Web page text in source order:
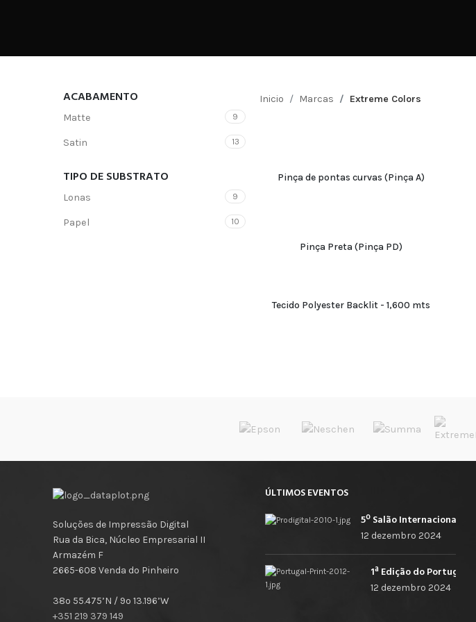
ACABAMENTO
Matte 9
Satin 13
TIPO DE SUBSTRATO
Lonas 9
Papel 10
Inicio Marcas Extreme Colors
Pinça de pontas curvas (Pinça A)
Pinça Preta (Pinça PD)
Tecido Polyester Backlit - 1,600 mts
Soluções de Impressão Digital
Rua da Bica, Núcleo Empresarial II
Armazém F
2665-608 Venda do Pinheiro
38º 55.475’N / 9º 13.196’W
+351 219 379 149
ÚLTIMOS EVENTOS
12 dezembro 2024
12 dezembro 2024